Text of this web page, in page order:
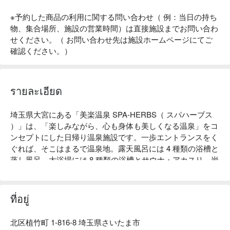
※予約した商品の利用に関する問い合わせ（ 例：当日の持ち
物、集合場所、施設の営業時間）は直接施設までお問い合わ
せください。（ お問い合わせ先は施設ホームページにてご
確認ください。）
รายละเอียด
埼玉県大宮にある「美楽温泉 SPA-HERBS（ スパハーブス
）」は、「楽しみながら、心も身体も美しくなる温泉」をコ
ンセプトにした日帰り温泉施設です。一歩エントランスをく
ぐれば、そこはまるで温泉地。露天風呂には 4 種類の浴槽と
蒸し風呂、大浴場には 8 種類の浴槽とサウナ・アカスリ、岩
す。
ที่อยู่
北区植竹町 1-816-8 埼玉県さいたま市